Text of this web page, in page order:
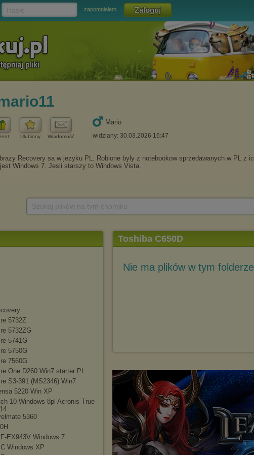
zapomniałem
Ulubiony Wiadomość
Mario
widziany: 30.03.2026 16:47
5732Z
5732ZG
5741G
5750G
7560G
One D260 Win7 starter PL
S3-391 (MS2346) Win7
5220 Win XP
10 Windows 8pl Acronis True
5360
EX943V Windows 7
Windows XP
Toshiba C650D
Nie ma plików w tym folderze